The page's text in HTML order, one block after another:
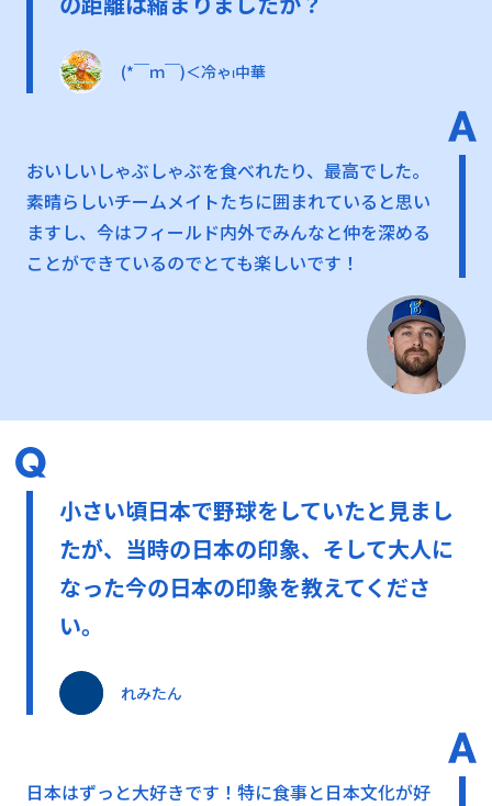
(*￣ｍ￣)＜冷ゃι中華
おいしいしゃぶしゃぶを食べれたり、最高でした。
素晴らしいチームメイトたちに囲まれていると思い
ますし、今はフィールド内外でみんなと仲を深める
ことができているのでとても楽しいです！
小さい頃日本で野球をしていたと見まし
たが、当時の日本の印象、そして大人に
なった今の日本の印象を教えてくださ
い。
れみたん
日本はずっと大好きです！特に食事と日本文化が好